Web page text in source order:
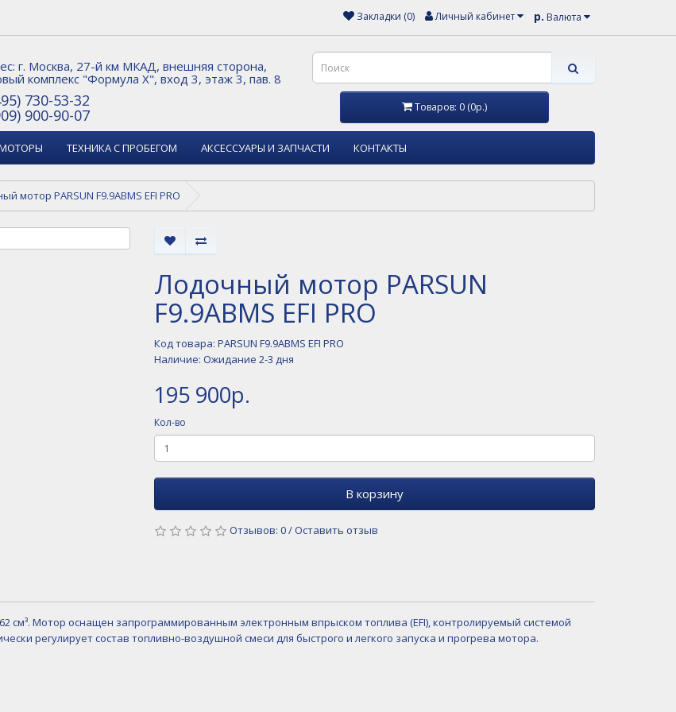
Закладки (0) Личный кабинет р. Валюта
г. Москва, 27-й км МКАД, внешняя сторона,
комплекс "Формула Х", вход 3, этаж 3, пав. 8
730-53-32
900-90-07 Товаров: 0 (0р.)
ТЕХНИКА С ПРОБЕГОМ АКСЕССУАРЫ И ЗАПЧАСТИ КОНТАКТЫ
мотор PARSUN F9.9ABMS EFI PRO
Лодочный мотор PARSUN
F9.9ABMS EFI PRO
Код товара: PARSUN F9.9ABMS EFI PRO
Наличие: Ожидание 2-3 дня
195 900р.
Кол-во
В корзину
Отзывов: 0/Оставить отзыв
см³. Мотор оснащен запрограммированным электронным впрыском топлива (EFI), контролируемый системой
регулирует состав топливно-воздушной смеси для быстрого и легкого запуска и прогрева мотора.